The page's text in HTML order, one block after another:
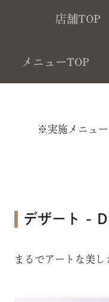
店舗TOP
メニューTOP
※実施メニュー
デザート -
まるでアートな美し